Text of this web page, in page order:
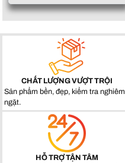
CHẤT LƯỢNG VƯỢT TRỘI
Sản phẩm bền, đẹp, kiểm tra nghiêm
ngặt.
HỖ TRỢ TẬN TÂM